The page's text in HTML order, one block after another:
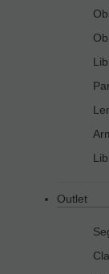
Outlet